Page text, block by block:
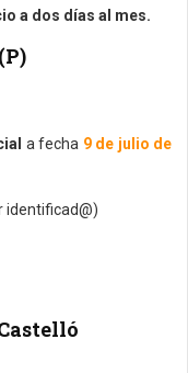
a dos días al mes.
a fecha 9 de julio de
identificad@)